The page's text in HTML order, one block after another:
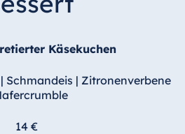
Käsekuchen
Schmandeis | Zitronenverbene
14 €